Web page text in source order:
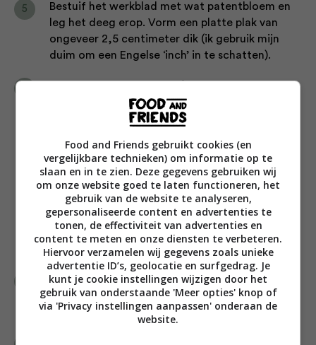
Bestuif het werkblad met wat patentbloem en
leg het deeg erop. Vorm een platte plak van
ongeveer 2,5 centimeter dik (ik gebruik mijn
duim om een Engelse ‘inch’ in te schatten).
bijvoorbeeld ook voor koekjes gebruikt) van
circa 6 centimeter doorsnede om rondjes uit te
in de bloem, zodat het deeg niet blijft
vastplakken. Verzamel na de eerste
uitsteeksessie het overgebleven deeg en vorm
het opnieuw tot een plak van 2,5 centimeter
dik. Steek opnieuw scones uit dit stuk. Je kunt
van deze hoeveelheid deeg in totaal 6-8 scones
maken.
Geen uitsteekring? Gebruik dan het randje van
een glas of kop met een doorsnede van
ongeveer 6 centimeter.
Food and Friends gebruikt cookies (en
vergelijkbare technieken) om informatie op te
slaan en in te zien. Deze gegevens gebruiken wij
om onze website goed te laten functioneren, het
gebruik van de website te analyseren,
gepersonaliseerde content en advertenties te
tonen, de effectiviteit van advertenties en
content te meten en onze diensten te verbeteren.
Hiervoor verzamelen wij gegevens zoals unieke
advertentie ID’s, geolocatie en surfgedrag. Je
kunt je cookie instellingen wijzigen door het
gebruik van onderstaande 'Meer opties' knop of
via 'Privacy instellingen aanpassen' onderaan de
website.